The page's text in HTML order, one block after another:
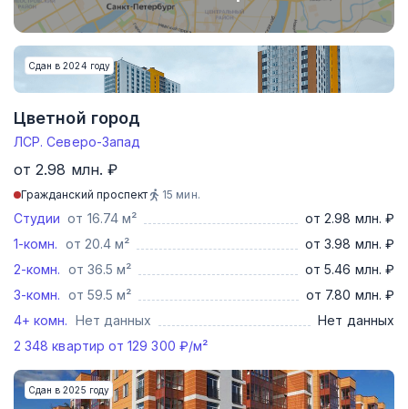
Сдан в 2024 году
Цветной город
ЛСР. Северо-Запад
от 2.98 млн. ₽
Гражданский проспект 15 мин.
Студии от 16.74 м²
от 2.98 млн. ₽
1-комн. от 20.4 м²
от 3.98 млн. ₽
2-комн. от 36.5 м²
от 5.46 млн. ₽
3-комн. от 59.5 м²
от 7.80 млн. ₽
4+ комн. Нет данных
Нет данных
2 348 квартир от129 300 ₽/м²
Сдан в 2025 году